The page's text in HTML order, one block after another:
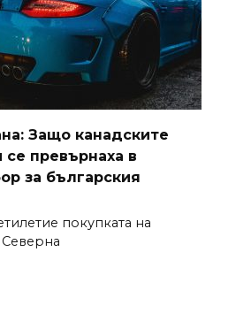
Защо канадските
превърнаха в
за българския
покупката на